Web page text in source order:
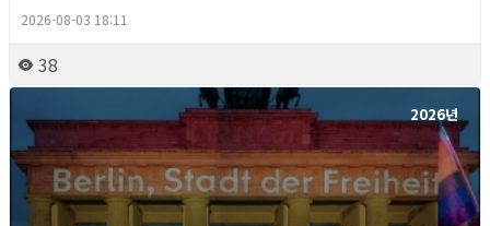
2026-08-03 18:11
38
2026년